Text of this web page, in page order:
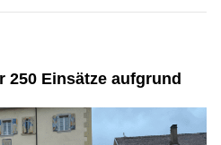
250 Einsätze aufgrund